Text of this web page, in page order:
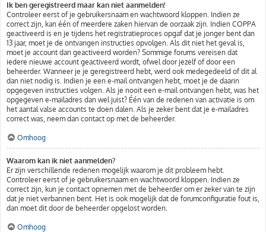
Ik ben geregistreerd maar kan niet aanmelden!
Controleer eerst of je gebruikersnaam en wachtwoord kloppen. Indien ze
correct zijn, kan één of meerdere zaken hiervan de oorzaak zijn. Indien COPPA
geactiveerd is en je tijdens het registratieproces opgaf dat je jonger bent dan
13 jaar, moet je de ontvangen instructies opvolgen. Als dit niet het geval is,
moet je account dan geactiveerd worden? Sommige forums vereisen dat
iedere nieuwe account geactiveerd wordt, ofwel door jezelf of door een
beheerder. Wanneer je je geregistreerd hebt, werd ook medegedeeld of dit al
dan niet nodig is. Indien je een e-mail ontvangen hebt, moet je de daarin
opgegeven instructies volgen. Als je nooit een e-mail ontvangen hebt, was het
opgegeven e-mailadres dan wel juist? Één van de redenen van activatie is om
het aantal valse accounts te doen dalen. Als je zeker bent dat je e-mailadres
correct was, neem dan contact op met de beheerder.
Omhoog
Waarom kan ik niet aanmelden?
Er zijn verschillende redenen mogelijk waarom je dit probleem hebt.
Controleer eerst of je gebruikersnaam en wachtwoord kloppen. Indien ze
correct zijn, kun je contact opnemen met de beheerder om er zeker van te zijn
dat je niet verbannen bent. Het is ook mogelijk dat de forumconfiguratie fout is,
dan moet dit door de beheerder opgelost worden.
Omhoog